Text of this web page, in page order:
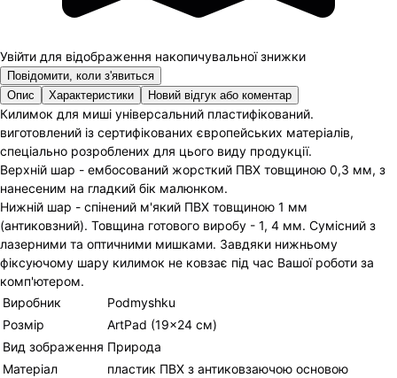
Увійти для відображення накопичувальної знижки
Повідомити, коли з'явиться
Опис
Характеристики Новий відгук або коментар
Килимок для миші універсальний пластифікований.
виготовлений із сертифікованих європейських матеріалів,
спеціально розроблених для цього виду продукції.
Верхній шар - ембосований жорсткий ПВХ товщиною 0,3 мм, з
нанесеним на гладкий бік малюнком.
Нижній шар - спінений м'який ПВХ товщиною 1 мм
(антиковзний). Товщина готового виробу - 1, 4 мм. Сумісний з
лазерними та оптичними мишками. Завдяки нижньому
фіксуючому шару килимок не ковзає під час Вашої роботи за
комп'ютером.
Виробник
Podmyshku
Розмір
ArtPad (19×24 см)
Вид зображення Природа
Матеріал
пластик ПВХ з антиковзаючою основою